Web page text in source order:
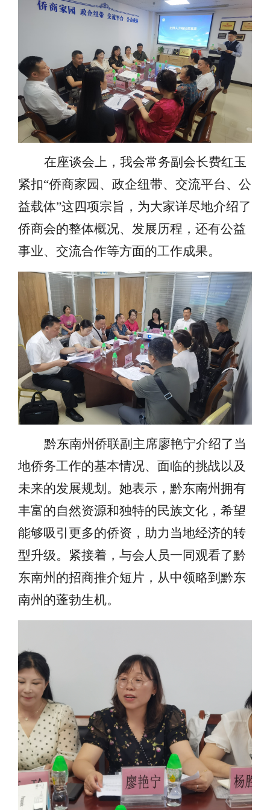
在座谈会上，我会常务副会长费红玉
紧扣“侨商家园、政企纽带、交流平台、公
益载体”这四项宗旨，为大家详尽地介绍了
侨商会的整体概况、发展历程，还有公益
事业、交流合作等方面的工作成果。
黔东南州侨联副主席廖艳宁介绍了当
地侨务工作的基本情况、面临的挑战以及
未来的发展规划。她表示，黔东南州拥有
丰富的自然资源和独特的民族文化，希望
能够吸引更多的侨资，助力当地经济的转
型升级。紧接着，与会人员一同观看了黔
东南州的招商推介短片， 从中领略到黔东
南州的蓬勃生机。